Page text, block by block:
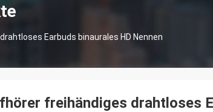
Earbuds binaurales HD Nennen
freihändiges drahtloses